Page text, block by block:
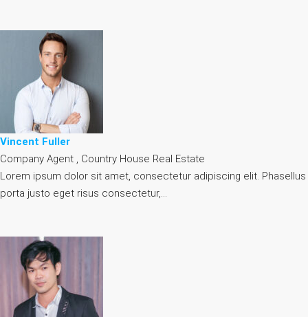
Vincent Fuller
Company Agent , Country House Real Estate
Lorem ipsum dolor sit amet, consectetur adipiscing elit. Phasellus
porta justo eget risus consectetur,…